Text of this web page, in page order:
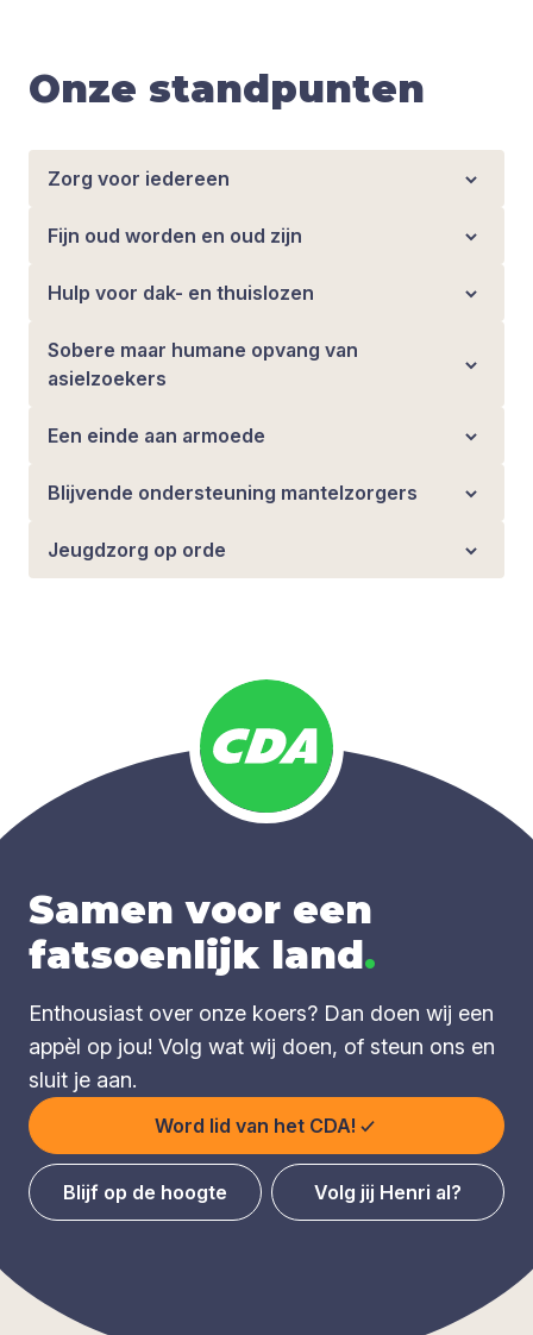
Onze standpunten
Zorg voor iedereen
Fijn oud worden en oud zijn
Hulp voor dak- en thuislozen
Sobere maar humane opvang van
asielzoekers
Een einde aan armoede
Blijvende ondersteuning mantelzorgers
Jeugdzorg op orde
Samen voor een
fatsoenlijk land.
Enthousiast over onze koers? Dan doen wij een
appèl op jou! Volg wat wij doen, of steun ons en
sluit je aan.
Word lid van het CDA!
Blijf op de hoogte Volg jij Henri al?